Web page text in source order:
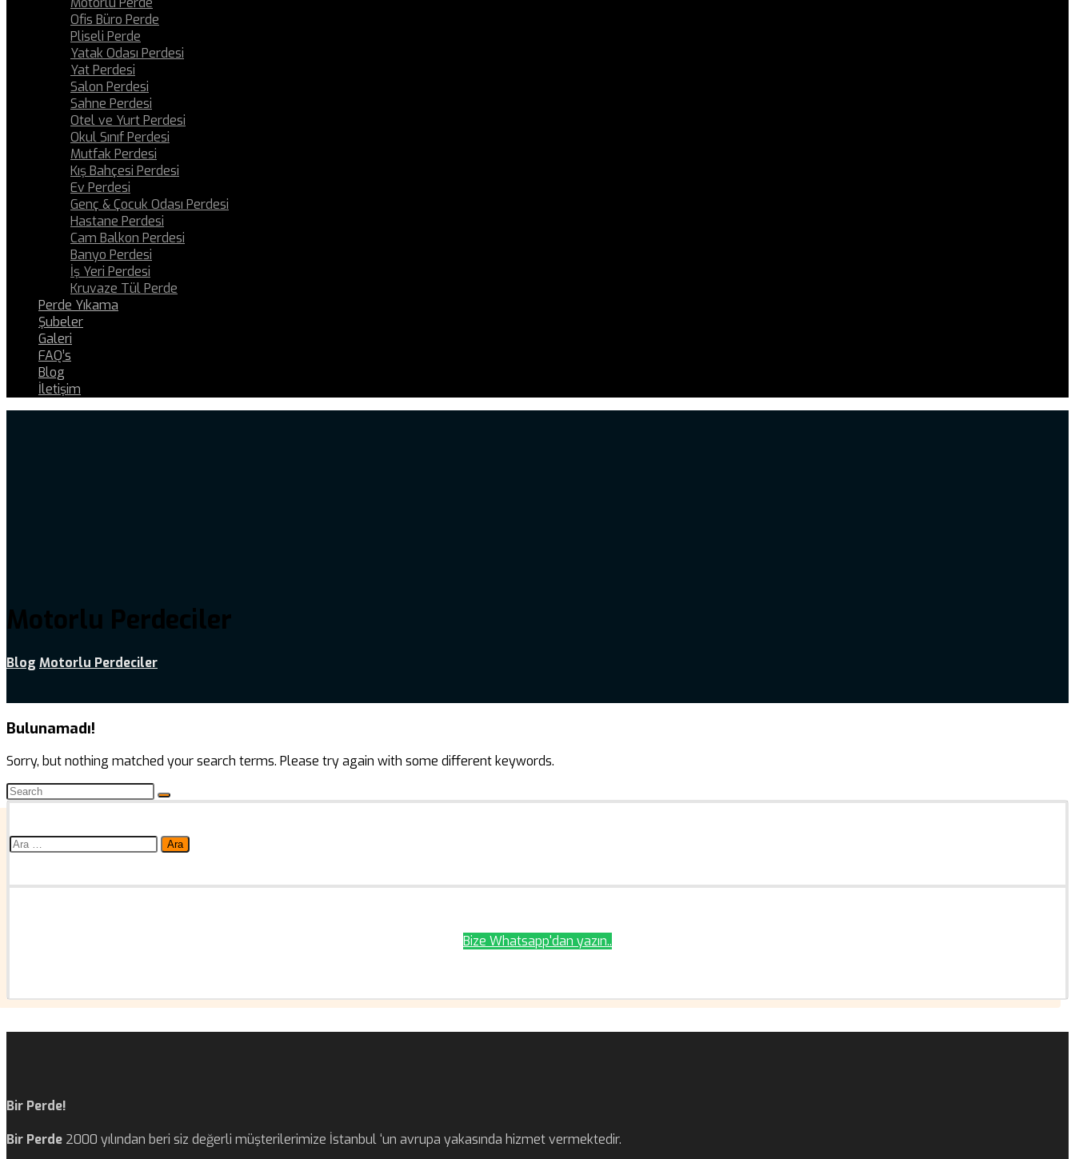
Ofis Büro Perde
Pliseli Perde
Yatak Odası Perdesi
Yat Perdesi
Salon Perdesi
Sahne Perdesi
Otel ve Yurt Perdesi
Okul Sınıf Perdesi
Mutfak Perdesi
Kış Bahçesi Perdesi
Ev Perdesi
Genç & Çocuk Odası Perdesi
Hastane Perdesi
Cam Balkon Perdesi
Banyo Perdesi
İş Yeri Perdesi
Kruvaze Tül Perde
Perde Yıkama
Şubeler
Galeri
FAQ’s
Blog
İletişim
Motorlu Perdeciler
Blog Motorlu Perdeciler
Bulunamadı!
Sorry, but nothing matched your search terms. Please try again with some different keywords.
Arama:
Bize Whatsapp'dan yazın..
Bir Perde!
Bir Perde 2000 yılından beri siz değerli müşterilerimize İstanbul ‘un avrupa yakasında hizmet vermektedir.